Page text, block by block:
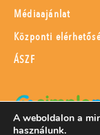
Médiaajánlat
Központi
ÁSZF
A weboldalon a
használunk.